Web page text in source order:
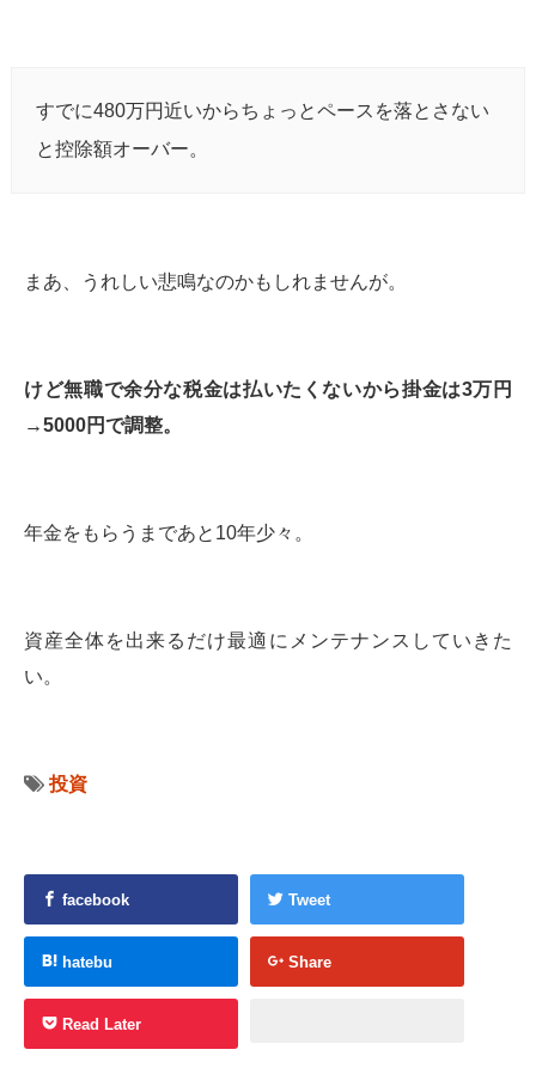
すでに480万円近いからちょっとペースを落とさない
と控除額オーバー。
まあ、うれしい悲鳴なのかもしれませんが。
けど無職で余分な税金は払いたくないから掛金は3万円
→5000円で調整。
年金をもらうまであと10年少々。
資産全体を出来るだけ最適にメンテナンスしていきた
い。
投資
facebook Tweet
hatebu Share
Read Later